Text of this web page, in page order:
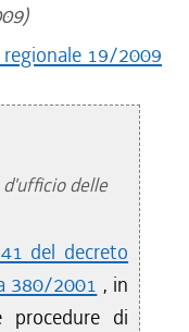
19/2009
delle
del decreto
380/2001 , in
procedure di